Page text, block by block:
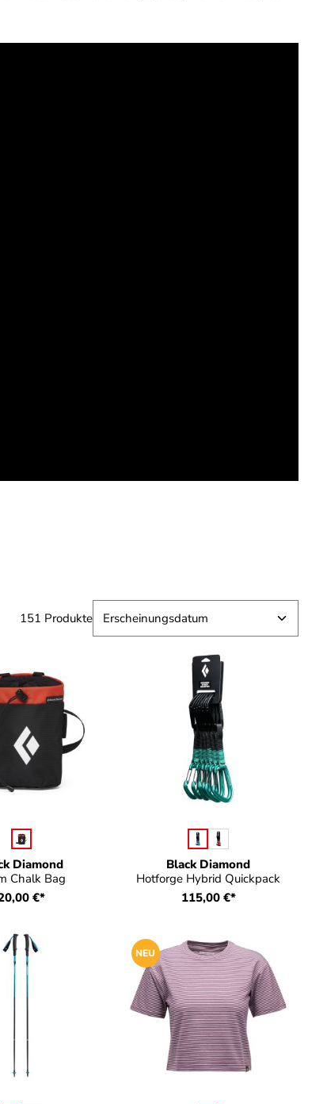
151 Produkte
Diamond
Chalk Bag
auswählen
€*
Black Diamond
Hotforge Hybrid Quickpack
auswählen
115,00 €*
NEU